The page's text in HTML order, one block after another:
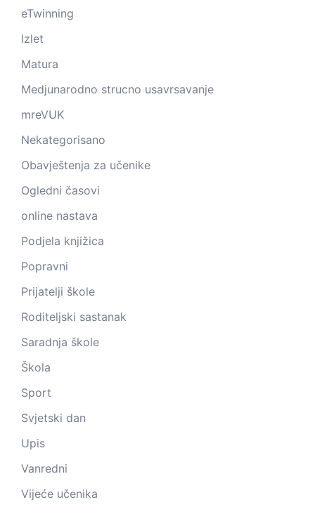
eTwinning
Izlet
Matura
Medjunarodno strucno usavrsavanje
mreVUK
Nekategorisano
Obavještenja za učenike
Ogledni časovi
online nastava
Podjela knjižica
Popravni
Prijatelji škole
Roditeljski sastanak
Saradnja škole
Škola
Sport
Svjetski dan
Upis
Vanredni
Vijeće učenika